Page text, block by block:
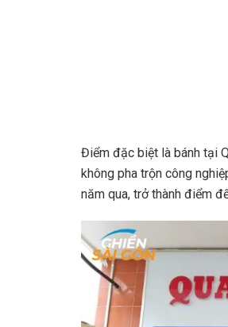
Điểm đặc biệt là bánh tại
không pha trộn công
năm qua, trở thành điểm